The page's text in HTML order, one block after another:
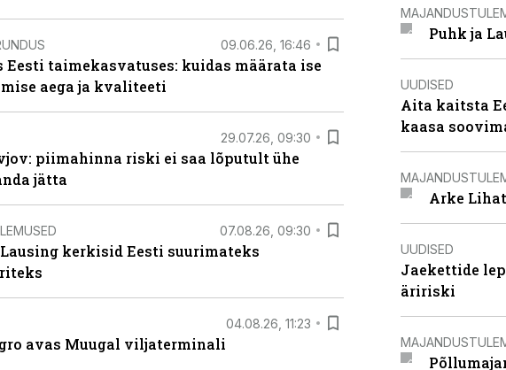
09.06.26, 16:46
taimekasvatuses: kuidas määrata ise
aega ja kvaliteeti
29.07.26, 09:30
piimahinna riski ei saa lõputult ühe
jätta
07.08.26, 09:30
kerkisid Eesti suurimateks
04.08.26, 11:23
avas Muugal viljaterminali
Puhk ja
UUDISED
Aita kaitsta
kaasa
Arke
UUDISED
Jaekettide
äririski